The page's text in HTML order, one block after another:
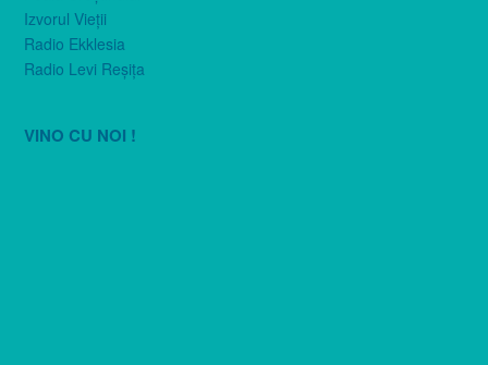
Izvorul Vieţii
Radio Ekklesia
Radio Levi Reşiţa
VINO CU NOI !